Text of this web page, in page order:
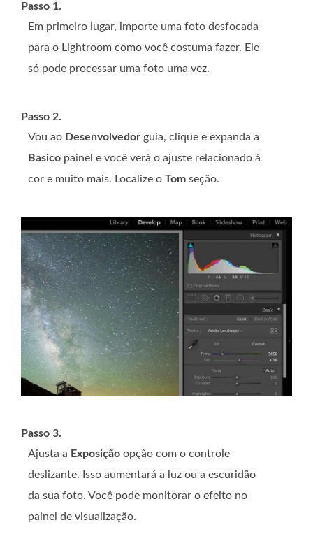
Passo 1.
Em primeiro lugar, importe uma foto desfocada
para o Lightroom como você costuma fazer. Ele
só pode processar uma foto uma vez.
Passo 2.
Vou ao Desenvolvedor guia, clique e expanda a
Basico painel e você verá o ajuste relacionado à
cor e muito mais. Localize o Tom seção.
Passo 3.
Ajusta a Exposição opção com o controle
deslizante. Isso aumentará a luz ou a escuridão
da sua foto. Você pode monitorar o efeito no
painel de visualização.